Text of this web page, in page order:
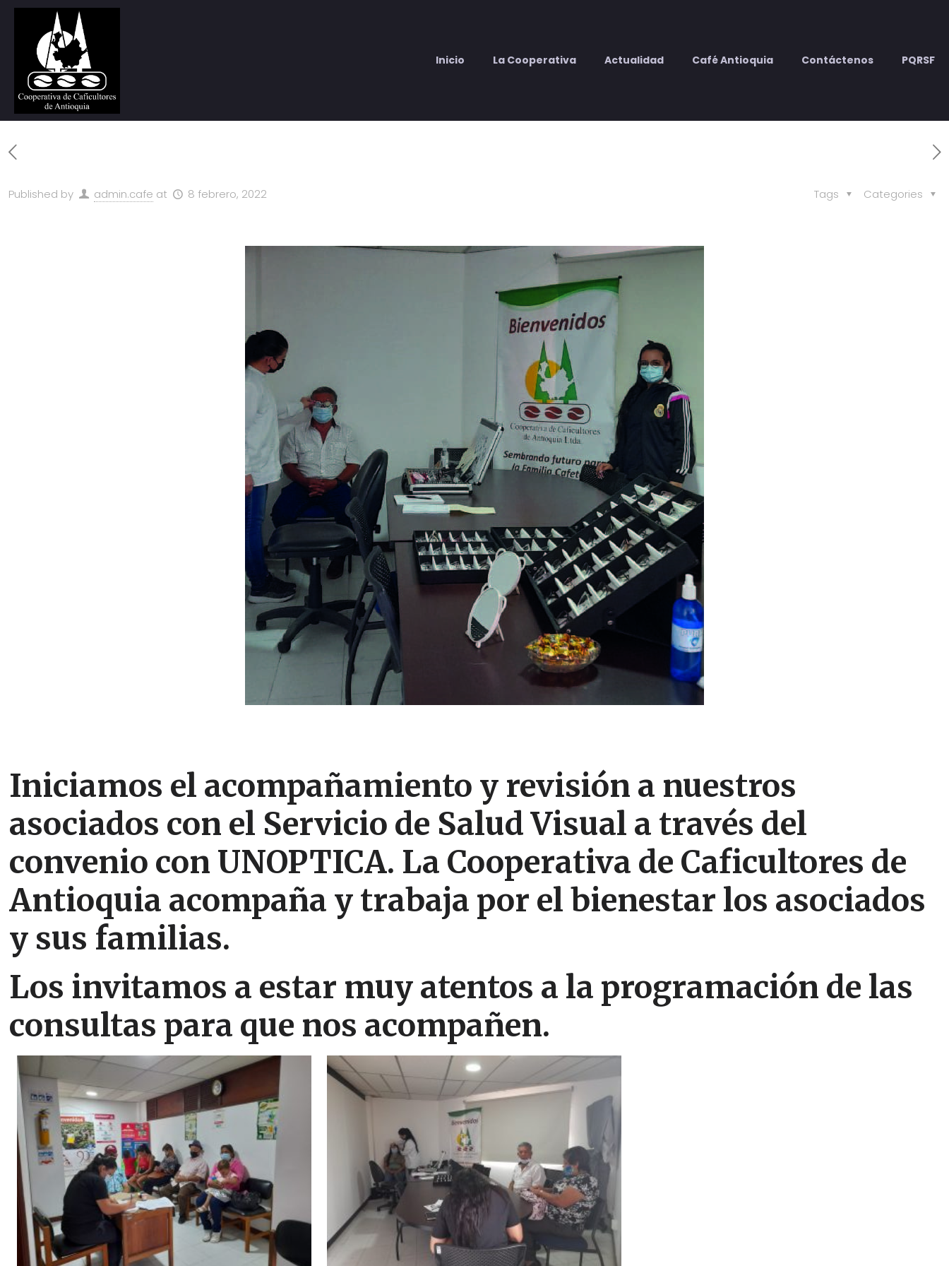
Inicio La Cooperativa Actualidad Café Antioquia Contáctenos PQRSF
Published by admin.cafe at 8 febrero, 2022 Categories
Tags
Iniciamos el acompañamiento y revisión a nuestros
asociados con el Servicio de Salud Visual a través del
convenio con UNOPTICA. La Cooperativa de Caficultores de
Antioquia acompaña y trabaja por el bienestar los asociados
y sus familias.
Los invitamos a estar muy atentos a la programación de las
consultas para que nos acompañen.